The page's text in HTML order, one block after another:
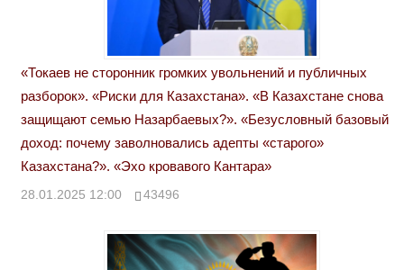
«Токаев не сторонник громких увольнений и публичных
разборок». «Риски для Казахстана». «В Казахстане снова
защищают семью Назарбаевых?». «Безусловный базовый
доход: почему заволновались адепты «старого»
Казахстана?». «Эхо кровавого Кантара»
28.01.2025 12:00 43496